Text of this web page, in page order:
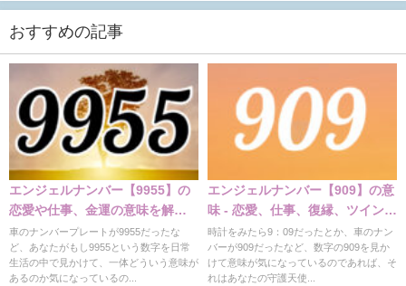
おすすめの記事
エンジェルナンバー【9955】の
恋愛や仕事、金運の意味を解
説！
車のナンバープレートが9955だったな
ど、あなたがもし9955という数字を日常
生活の中で見かけて、一体どういう意味が
あるのか気になっているの...
エンジェルナンバー【909】の意
味 - 恋愛、仕事、復縁、ツインレ
イなど
時計をみたら9：09だったとか、車のナン
バーが909だったなど、数字の909を見か
けて意味が気になっているのであれば、そ
れはあなたの守護天使...